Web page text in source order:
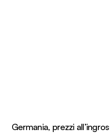
Germania, prezzi